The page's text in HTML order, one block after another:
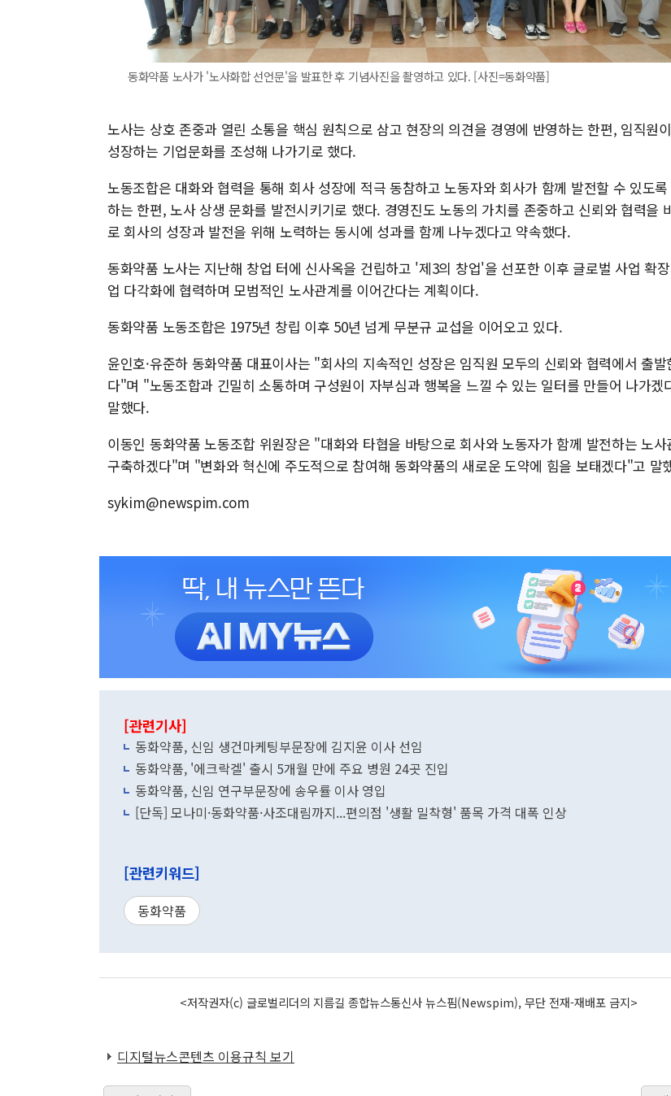
동화약품 노사가 '노사화합 선언문'을 발표한 후 기념사진을 촬영하고 있다. [사진=동화약품]
노사는 상호 존중과 열린 소통을 핵심 원칙으로 삼고 현장의 의견을 경영에 반영하는 한편, 임직원
성장하는 기업문화를 조성해 나가기로 했다.
노동조합은 대화와 협력을 통해 회사 성장에 적극 동참하고 노동자와 회사가 함께 발전할 수 있도록
하는 한편, 노사 상생 문화를 발전시키기로 했다. 경영진도 노동의 가치를 존중하고 신뢰와 협력을
로 회사의 성장과 발전을 위해 노력하는 동시에 성과를 함께 나누겠다고 약속했다.
동화약품 노사는 지난해 창업 터에 신사옥을 건립하고 '제3의 창업'을 선포한 이후 글로벌 사업 확
업 다각화에 협력하며 모범적인 노사관계를 이어간다는 계획이다.
동화약품 노동조합은 1975년 창립 이후 50년 넘게 무분규 교섭을 이어오고 있다.
윤인호·유준하 동화약품 대표이사는 "회사의 지속적인 성장은 임직원 모두의 신뢰와 협력에서 출발
다"며 "노동조합과 긴밀히 소통하며 구성원이 자부심과 행복을 느낄 수 있는 일터를 만들어 나가겠
말했다.
이동인 동화약품 노동조합 위원장은 "대화와 타협을 바탕으로 회사와 노동자가 함께 발전하는 노사
구축하겠다"며 "변화와 혁신에 주도적으로 참여해 동화약품의 새로운 도약에 힘을 보태겠다"고 말
sykim@newspim.com
[관련기사]
동화약품, 신임 생건마케팅부문장에 김지윤 이사 선임
동화약품, '에크락겔' 출시 5개월 만에 주요 병원 24곳 진입
동화약품, 신임 연구부문장에 송우률 이사 영입
[단독] 모나미·동화약품·사조대림까지...편의점 '생활 밀착형' 품목 가격 대폭 인상
[관련키워드]
동화약품
<저작권자(c) 글로벌리더의 지름길 종합뉴스통신사 뉴스핌(Newspim), 무단 전재-재배포 금지>
디지털뉴스콘텐츠 이용규칙 보기